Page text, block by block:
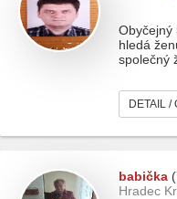
Obyčejný
hledá
společný
DETAIL /
babička
Hradec